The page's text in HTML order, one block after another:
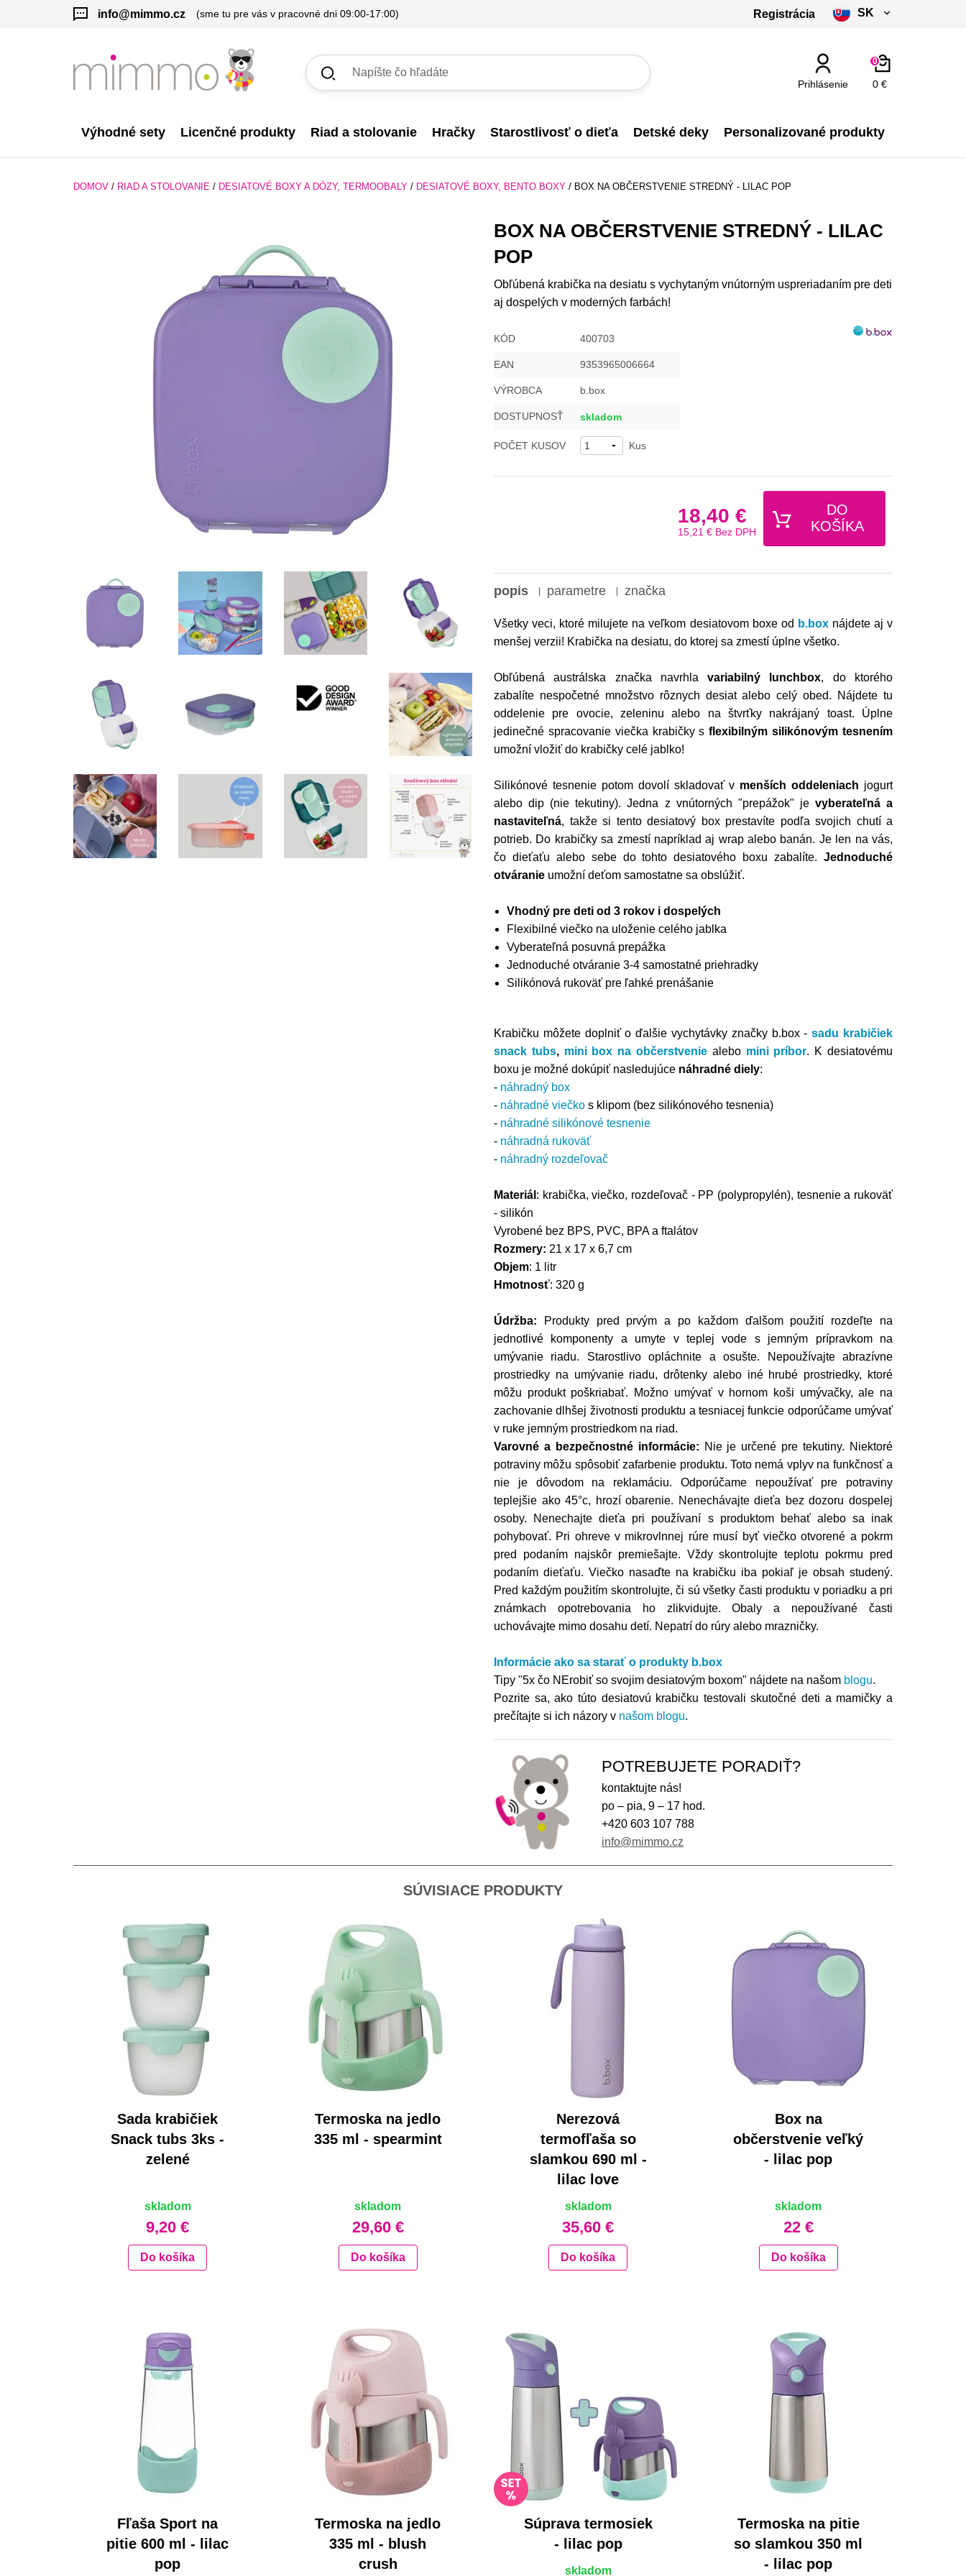
info@mimmo.cz (sme tu pre vás v pracovné dni 09:00-17:00) Registrácia SK
slovenčina
€ - EUR
Prihlásenie 0 €
0
Výhodné sety Licenčné produkty Riad a stolovanie Hračky Starostlivosť o dieťa Detské deky Personalizované produkty
DOMOV / RIAD A STOLOVANIE / DESIATOVÉ BOXY A DÓZY, TERMOOBALY / DESIATOVÉ BOXY, BENTO BOXY / BOX NA OBČERSTVENIE STREDNÝ - LILAC POP
BOX NA OBČERSTVENIE STREDNÝ - LILAC
POP
Obľúbená krabička na desiatu s vychytaným vnútorným uspreriadaním pre deti
aj dospelých v moderných farbách!
KÓD 400703
EAN 9353965006664
VÝROBCA b.box
DOSTUPNOSŤ skladom
POČET KUSOV Kus
18,40 €
15,21 € Bez DPH
DO
KOŠÍKA
popis parametre značka
Všetky veci, ktoré milujete na veľkom desiatovom boxe od b.boxnájdete aj v
menšej verzii! Krabička na desiatu, do ktorej sa zmestí úplne všetko.
Obľúbená austrálska značka navrhlavariabilný lunchbox, do ktorého
zabalíte nespočetné množstvo rôznych desiat alebo celý obed. Nájdete tu
oddelenie pre ovocie, zeleninu alebo na štvrťky nakrájaný toast. Úplne
jedinečné spracovanie viečka krabičky sflexibilným silikónovým tesnením
umožní vložiť do krabičky celé jablko!
Silikónové tesnenie potom dovolí skladovať v menších oddeleniach jogurt
alebo dip (nie tekutiny). Jedna z vnútorných "prepážok" je vyberateľná a
nastaviteľná, takže si tento desiatový box prestavíte podľa svojich chutí a
potrieb. Do krabičky sa zmestí napríklad aj wrap alebo banán. Je len na vás,
čo dieťaťu alebo sebe do tohto desiatového boxu zabalíte. Jednoduché
otváranie umožní deťom samostatne sa obslúžiť.
Vhodný pre deti od 3 rokovi dospelých
Flexibilné viečko na uloženie celého jablka
Vyberateľná posuvná prepážka
Jednoduché otváranie 3-4 samostatné priehradky
Silikónová rukoväť pre ľahké prenášanie
Krabičku môžete doplniť o ďalšie vychytávky značky b.box -sadu krabičiek
snack tubs, mini box na občerstvenie alebo mini príbor. K desiatovému
boxu je možné dokúpiť nasledujúce náhradné diely:
- náhradný box
- náhradné viečko s klipom (bez silikónového tesnenia)
- náhradné silikónové tesnenie
- náhradná rukoväť
- náhradný rozdeľovač
Materiál : krabička, viečko, rozdeľovač - PP (polypropylén), tesnenie a rukoväť
- silikón
Vyrobené bez BPS, PVC, BPA a ftalátov
Rozmery: 21 x 17 x 6,7 cm
Objem: 1 litr
Hmotnosť: 320 g
Údržba: Produkty pred prvým a po každom ďalšom použití rozdeľte na
jednotlivé komponenty a umyte v teplej vode s jemným prípravkom na
umývanie riadu. Starostlivo opláchnite a osušte. Nepoužívajte abrazívne
prostriedky na umývanie riadu, drôtenky alebo iné hrubé prostriedky, ktoré
môžu produkt poškriabať. Možno umývať v hornom koši umývačky, ale na
zachovanie dlhšej životnosti produktu a tesniacej funkcie odporúčame umývať
v ruke jemným prostriedkom na riad.
Varovné a bezpečnostné informácie: Nie je určené pre tekutiny. Niektoré
potraviny môžu spôsobiť zafarbenie produktu. Toto nemá vplyv na funkčnosť a
nie je dôvodom na reklamáciu. Odporúčame nepoužívať pre potraviny
teplejšie ako 45°c, hrozí obarenie. Nenechávajte dieťa bez dozoru dospelej
osoby. Nenechajte dieťa pri používaní s produktom behať alebo sa inak
pohybovať. Pri ohreve v mikrovlnnej rúre musí byť viečko otvorené a pokrm
pred podaním najskôr premiešajte. Vždy skontrolujte teplotu pokrmu pred
podaním dieťaťu. Viečko nasaďte na krabičku iba pokiaľ je obsah studený.
Pred každým použitím skontrolujte, či sú všetky časti produktu v poriadku a pri
známkach opotrebovania ho zlikvidujte. Obaly a nepoužívané časti
uchovávajte mimo dosahu detí. Nepatrí do rúry alebo mrazničky.
Informácie ako sa starať o produkty b.box
Tipy "5x čo NErobiť so svojim desiatovým boxom" nájdete na našom blogu.
Pozrite sa, ako túto desiatovú krabičku testovali skutočné deti a mamičky a
prečítajte si ich názory v našom blogu.
POTREBUJETE PORADIŤ?
kontaktujte nás!
po – pia, 9 – 17 hod.
+420 603 107 788
info@mimmo.cz
SÚVISIACE PRODUKTY
Sada krabičiek
Snack tubs 3ks -
zelené
skladom
9,20 €
Do košíka
Termoska na jedlo
335 ml - spearmint
skladom
29,60 €
Do košíka
Nerezová
termofľaša so
slamkou 690 ml -
lilac love
skladom
35,60 €
Do košíka
Box na
občerstvenie veľký
- lilac pop
skladom
22 €
Do košíka
Fľaša Sport na
pitie 600 ml - lilac
pop
Termoska na jedlo
335 ml - blush
crush
Súprava termosiek
- lilac pop
skladom
Termoska na pitie
so slamkou 350 ml
- lilac pop